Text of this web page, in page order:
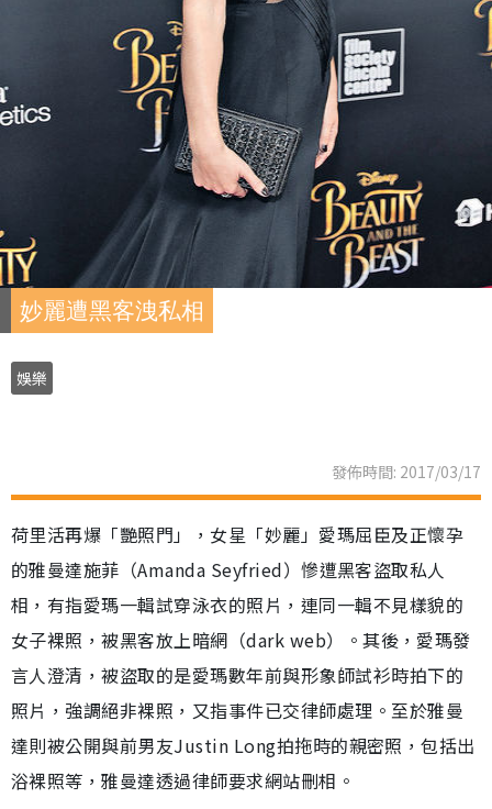
妙麗遭黑客洩私相
娛樂
發佈時間: 2017/03/17
荷里活再爆「艷照門」，女星「妙麗」愛瑪屈臣及正懷孕
的雅曼達施菲（Amanda Seyfried）慘遭黑客盜取私人
相，有指愛瑪一輯試穿泳衣的照片，連同一輯不見樣貌的
女子裸照，被黑客放上暗網（dark web）。其後，愛瑪發
言人澄清，被盜取的是愛瑪數年前與形象師試衫時拍下的
照片，強調絕非裸照，又指事件已交律師處理。至於雅曼
達則被公開與前男友Justin Long拍拖時的親密照，包括出
浴裸照等，雅曼達透過律師要求網站刪相。